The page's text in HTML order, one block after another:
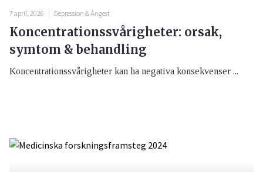
7 april, 2026 Depression & Ångest
Koncentrationssvårigheter: orsak,
symtom & behandling
Koncentrationssvårigheter kan ha negativa konsekvenser ...